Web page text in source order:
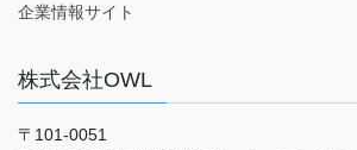
企業情報サイト
株式会社OWL
〒101-0051